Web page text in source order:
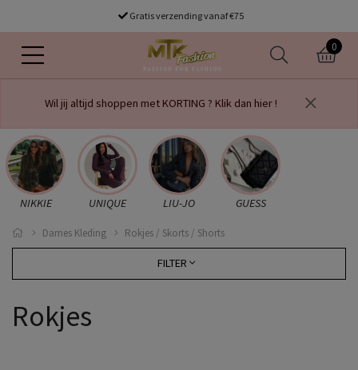
Gratis verzending vanaf €75
0
Wil jij altijd shoppen met KORTING ? Klik dan hier !
NIKKIE UNIQUE LIU-JO GUESS
Dames Kleding Rokjes / Skorts / Shorts
FILTER
Rokjes